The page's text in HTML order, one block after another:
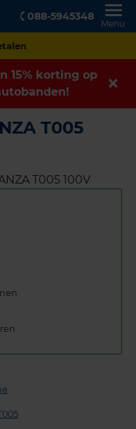
088-5945348
Menu
15% korting op
T005